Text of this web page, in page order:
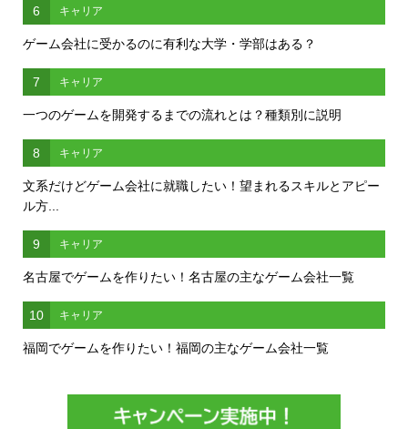
6 キャリア
ゲーム会社に受かるのに有利な大学・学部はある？
7 キャリア
一つのゲームを開発するまでの流れとは？種類別に説明
8 キャリア
文系だけどゲーム会社に就職したい！望まれるスキルとアピー
ル方...
9 キャリア
名古屋でゲームを作りたい！名古屋の主なゲーム会社一覧
10 キャリア
福岡でゲームを作りたい！福岡の主なゲーム会社一覧